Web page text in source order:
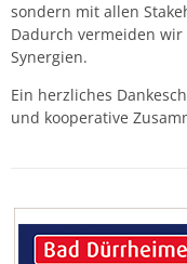
sondern mit allen
Dadurch vermeiden
Synergien.
Ein herzliches
und kooperative